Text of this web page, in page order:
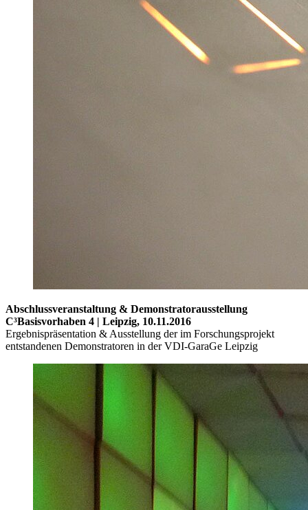
Abschlussveranstaltung & Demonstratorausstellung
C³Basisvorhaben 4 | Leipzig, 10.11.2016
Ergebnispräsentation & Ausstellung der im Forschungsprojekt
entstandenen Demonstratoren in der VDI-GaraGe Leipzig